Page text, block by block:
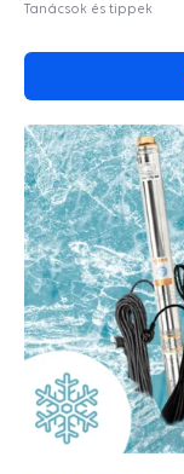
Tanácsok és tippek